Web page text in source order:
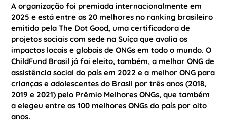
A organização foi premiada internacionalmente em
2025 e está entre as 20 melhores no ranking brasileiro
emitido pela The Dot Good, uma certificadora de
projetos sociais com sede na Suíça que avalia os
impactos locais e globais de ONGs em todo o mundo. O
ChildFund Brasil já foi eleito, também, a melhor ONG de
assistência social do país em 2022 e a melhor ONG para
crianças e adolescentes do Brasil por três anos (2018,
2019 e 2021) pelo Prêmio Melhores ONGs, que também
a elegeu entre as 100 melhores ONGs do país por oito
anos.